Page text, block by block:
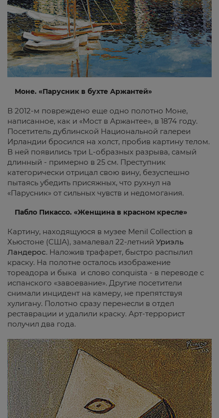
Моне. «Парусник в бухте Аржантей»
В 2012-м повреждено еще одно полотно Моне,
написанное, как и «Мост в Аржантее», в 1874 году.
Посетитель дублинской Национальной галереи
Ирландии бросился на холст, пробив картину телом.
В ней появились три L-образных разрыва, самый
длинный - примерно в 25 см. Преступник
категорически отрицал свою вину, безуспешно
пытаясь убедить присяжных, что рухнул на
«Парусник» от сильных чувств и недомогания.
Пабло Пикассо. «Женщина в красном кресле»
Картину, находящуюся в музее Menil Collection в
Хьюстоне (США), замалевал 22-летний Уриэль
Ландерос. Наложив трафарет, быстро распылил
краску. На полотне осталось изображение
тореадора и быка и слово conquista - в переводе с
испанского «завоевание». Другие посетители
снимали инцидент на камеру, не препятствуя
хулигану. Полотно сразу перенесли в отдел
реставрации и удалили краску. Арт-террорист
получил два года.